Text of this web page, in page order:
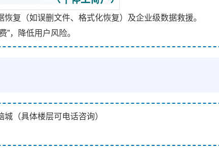
复（如误删文件、格式化恢复）及企业级数据救援。
”，降低用户风险。
（具体楼层可电话咨询）